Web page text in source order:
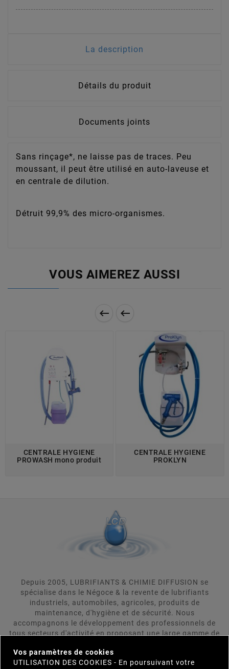
La description
Détails du produit
Documents joints
Sans rinçage*, ne laisse pas de traces. Peu
moussant, il peut être utilisé en auto-laveuse et
en centrale de dilution.
Détruit 99,9% des micro-organismes.
VOUS AIMEREZ AUSSI
 
CENTRALE HYGIENE
PROWASH mono produit
CENTRALE HYGIENE
PROKLYN
Depuis 2005, LUBRIFIANTS & CHIMIE DIFFUSION se
spécialise dans le Négoce & la revente de lubrifiants
industriels, automobiles, agricoles, produits de
maintenance, d'hygiène et de sécurité. Nous
accompagnons le développement des professionnels de
tous secteurs d'activité en proposant une large gamme de
clients. LUBRIFIANTS & CHIMIE DIFFUSION se positionne
comme votre interlocuteur unique et s'engage à trouver
Vos paramètres de cookies
UTILISATION DES COOKIES - En poursuivant votre